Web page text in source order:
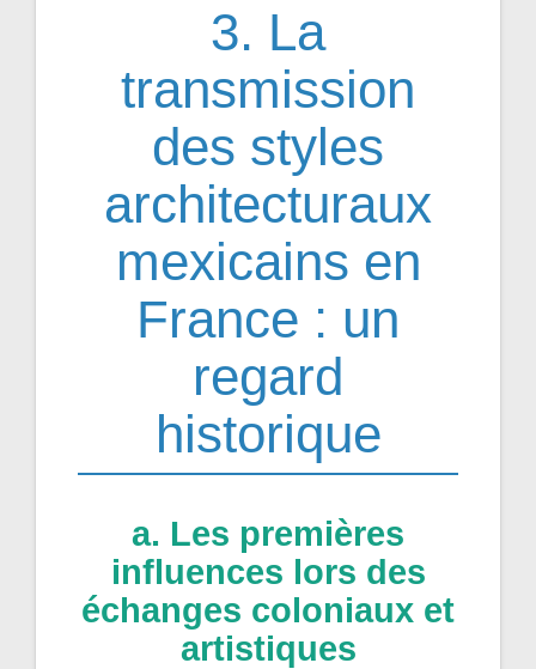
3. La
transmission
des styles
architecturaux
mexicains en
France : un
regard
historique
a. Les premières
influences lors des
échanges coloniaux et
artistiques